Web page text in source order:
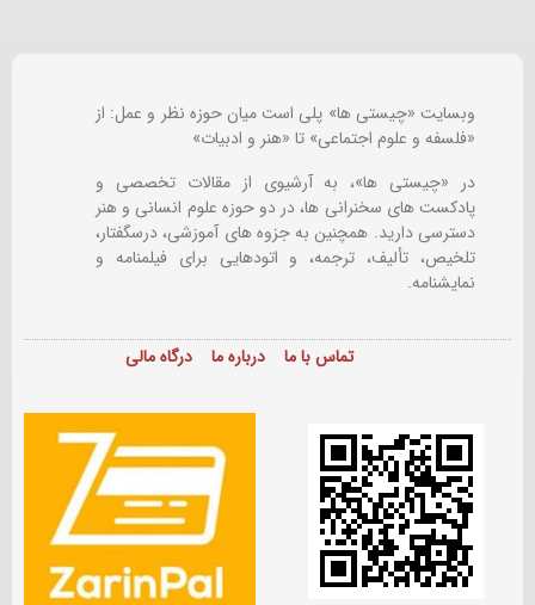
وبسایت «چیستی ها» پلی است میان حوزه نظر و عمل: از
«فلسفه و علوم اجتماعی» تا «هنر و ادبیات»
در «چیستی ها»، به آرشیوی از مقالات تخصصی و
پادکست های سخنرانی ها، در دو حوزه علوم انسانی و هنر
دسترسی دارید. همچنین به جزوه های آموزشی، درسگفتار،
تلخیص، تألیف، ترجمه، و اتودهایی برایفیلمنامه و
نمایشنامه.
تماس با ما درباره ما درگاه مالی